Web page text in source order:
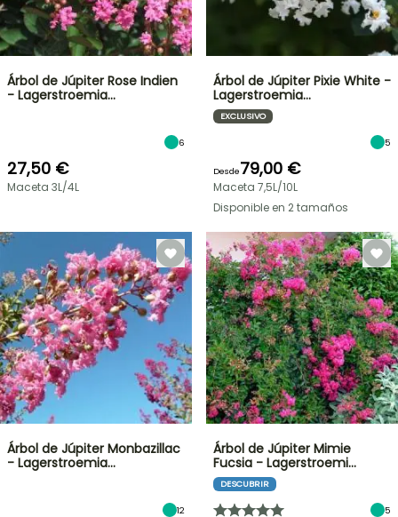
Árbol de Júpiter Rose Indien
- Lagerstroemia…
6
27,50 €
Maceta 3L/4L
Árbol de Júpiter Pixie White -
Lagerstroemia…
EXCLUSIVO
5
Desde79,00 €
Maceta 7,5L/10L
Disponible en 2 tamaños
Árbol de Júpiter Monbazillac
- Lagerstroemia…
12
Árbol de Júpiter Mimie
Fucsia - Lagerstroemi…
DESCUBRIR
5